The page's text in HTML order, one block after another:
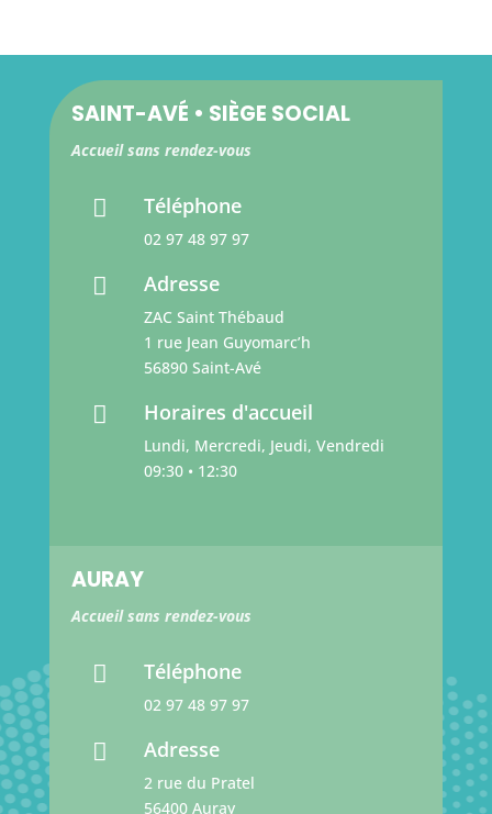
SAINT-AVÉ • SIÈGE SOCIAL
Accueil sans rendez-vous
 Téléphone
02 97 48 97 97
 Adresse
ZAC Saint Thébaud
1 rue Jean Guyomarc’h
56890 Saint-Avé
 Horaires d'accueil
Lundi, Mercredi, Jeudi, Vendredi
09:30 • 12:30
AURAY
Accueil sans rendez-vous
 Téléphone
02 97 48 97 97
 Adresse
2 rue du Pratel
56400 Auray